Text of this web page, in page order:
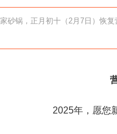
砂锅，正月初十（2月7日）恢复
2025年，愿您